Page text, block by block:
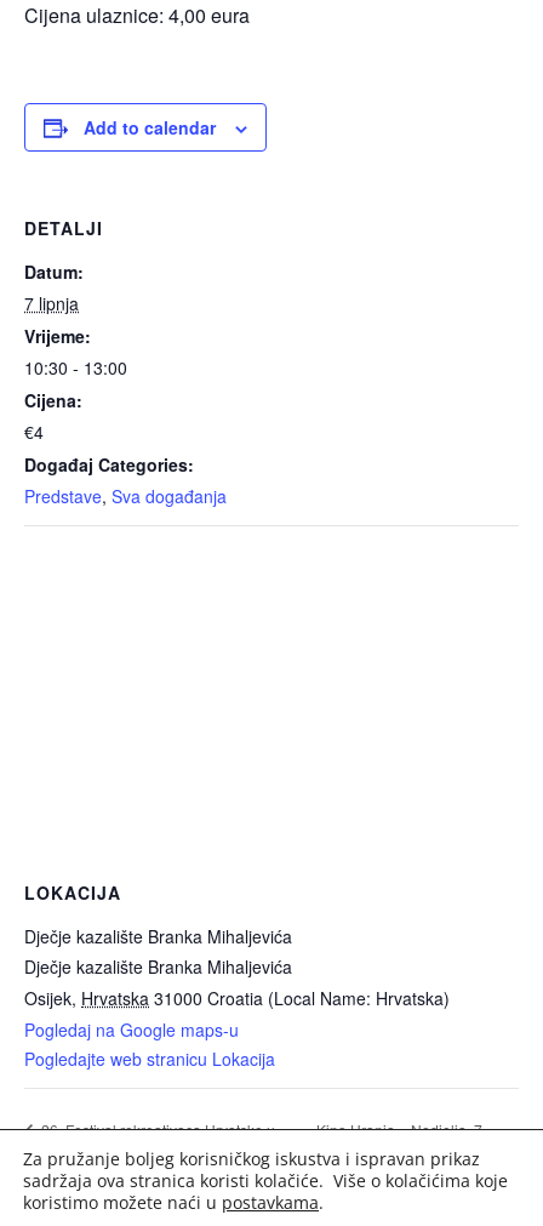
Cijena ulaznice: 4,00 eura
Add to calendar
DETALJI
Datum:
7 lipnja
Vrijeme:
10:30 - 13:00
Cijena:
€4
Događaj Categories:
Predstave, Sva događanja
LOKACIJA
Dječje kazalište Branka Mihaljevića
Dječje kazalište Branka Mihaljevića
Osijek, Hrvatska 31000 Croatia (Local Name: Hrvatska)
Pogledaj na Google maps-u
Pogledajte web stranicu Lokacija
26. Festival rekreativaca Hrvatske u
stolnom tenisu
Kino Urania – Nedjelja, 7.
lipnja 2026.
Za pružanje boljeg korisničkog iskustva i ispravan prikaz
sadržaja ova stranica koristi kolačiće. Više o kolačićima koje
koristimo možete naći u postavkama.